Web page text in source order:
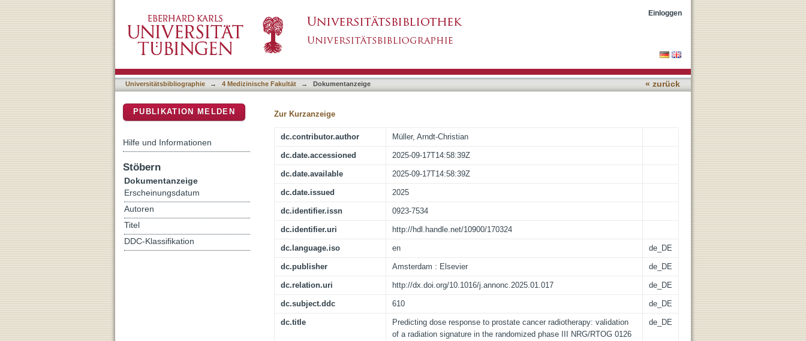
Predicting dose response to prostate cancer radiotherapy: validation of a radiation signature in the
randomized phase III NRG/RTOG 0126 and SAKK 09/10 trials
Einloggen
Universitätsbibliographie → 4 Medizinische Fakultät → Dokumentanzeige « zurück
Zur Kurzanzeige
dc.contributor.author Müller, Arndt-Christian
dc.date.accessioned 2025-09-17T14:58:39Z
dc.date.available 2025-09-17T14:58:39Z
dc.date.issued 2025
dc.identifier.issn 0923-7534
dc.identifier.uri http://hdl.handle.net/10900/170324
dc.language.iso en de_DE
dc.publisher Amsterdam : Elsevier de_DE
dc.relation.uri http://dx.doi.org/10.1016/j.annonc.2025.01.017 de_DE
dc.subject.ddc 610 de_DE
dc.title
Predicting dose response to prostate cancer radiotherapy: validation
of a radiation signature in the randomized phase III NRG/RTOG 0126
de_DE
PUBLIKATION MELDEN
Hilfe und Informationen
Stöbern
Dokumentanzeige
Erscheinungsdatum
Autoren
Titel
DDC-Klassifikation